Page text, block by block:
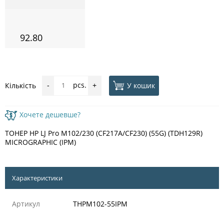
92.80
Кількість - pcs. + У кошик
Хочете дешевше?
ТОНЕР HP LJ Pro M102/230 (CF217A/CF230) (55G) (TDH129R)
MICROGRAPHIC (IPM)
Характеристики
Артикул
THPM102-55IPM